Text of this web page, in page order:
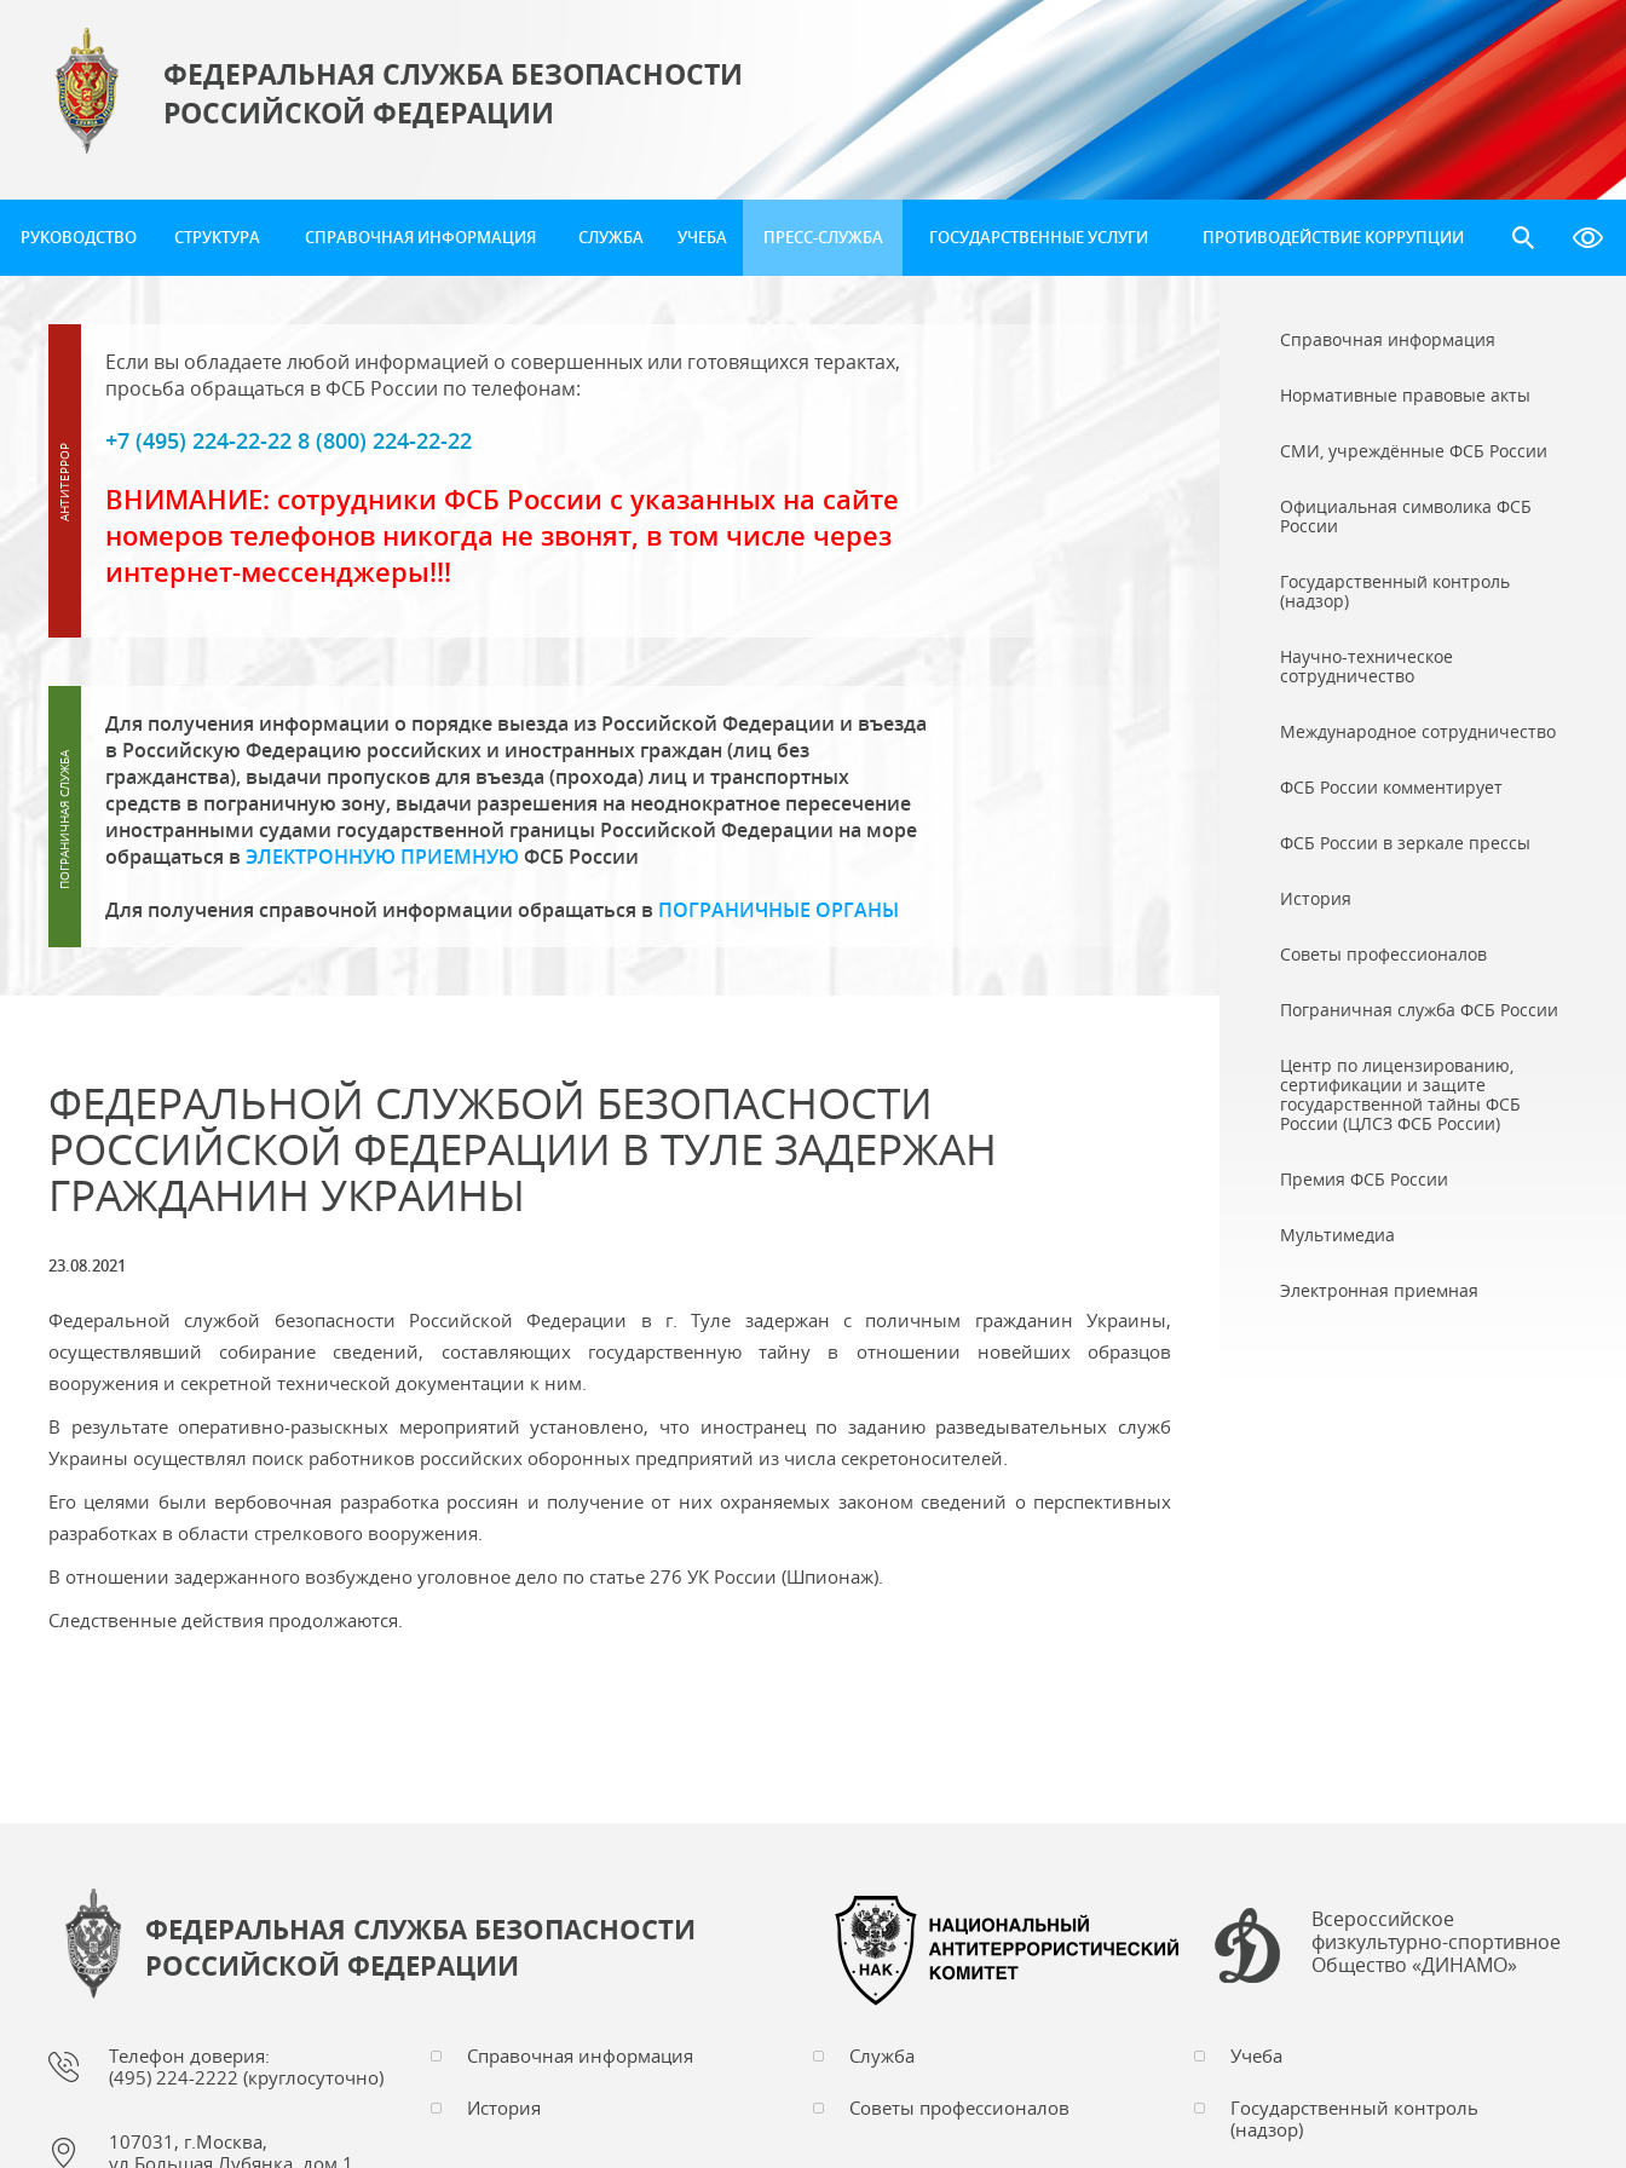
ФЕДЕРАЛЬНАЯ СЛУЖБА БЕЗОПАСНОСТИ
РОССИЙСКОЙ ФЕДЕРАЦИИ
РУКОВОДСТВО СТРУКТУРА СПРАВОЧНАЯ ИНФОРМАЦИЯ СЛУЖБА УЧЕБА ПРЕСС-СЛУЖБА ГОСУДАРСТВЕННЫЕ УСЛУГИ ПРОТИВОДЕЙСТВИЕ КОРРУПЦИИ
Если вы обладаете любой информацией о совершенных или готовящихся терактах,
просьба обращаться в ФСБ России по телефонам:
+7 (495) 224-22-22 8 (800) 224-22-22
ВНИМАНИЕ: сотрудники ФСБ России с указанных на сайте
номеров телефонов никогда не звонят, в том числе через
интернет-мессенджеры!!!
Для получения информации о порядке выезда из Российской Федерации и въезда
в Российскую Федерацию российских и иностранных граждан (лиц без
гражданства), выдачи пропусков для въезда (прохода) лиц и транспортных
средств в пограничную зону, выдачи разрешения на неоднократное пересечение
иностранными судами государственной границы Российской Федерации на море
обращаться в ЭЛЕКТРОННУЮ ПРИЕМНУЮ ФСБ России
Для получения справочной информации обращаться в ПОГРАНИЧНЫЕ ОРГАНЫ
ФЕДЕРАЛЬНОЙ СЛУЖБОЙ БЕЗОПАСНОСТИ
РОССИЙСКОЙ ФЕДЕРАЦИИ В ТУЛЕ ЗАДЕРЖАН
ГРАЖДАНИН УКРАИНЫ
23.08.2021
Федеральной службой безопасности Российской Федерации в г. Туле задержан с поличным гражданин Украины,
осуществлявший собирание сведений, составляющих государственную тайну в отношении новейших образцов
вооружения и секретной технической документации к ним.
В результате оперативно-разыскных мероприятий установлено, что иностранец по заданию разведывательных служб
Украины осуществлял поиск работников российских оборонных предприятий из числа секретоносителей.
Его целями были вербовочная разработка россиян и получение от них охраняемых законом сведений о перспективных
разработках в области стрелкового вооружения.
В отношении задержанного возбуждено уголовное дело по статье 276 УК России (Шпионаж).
Следственные действия продолжаются.
Справочная информация
Нормативные правовые акты
СМИ, учреждённые ФСБ России
Официальная символика ФСБ
России
Государственный контроль
(надзор)
Научно-техническое
сотрудничество
Международное сотрудничество
ФСБ России комментирует
ФСБ России в зеркале прессы
История
Советы профессионалов
Пограничная служба ФСБ России
Центр по лицензированию,
сертификации и защите
государственной тайны ФСБ
России (ЦЛСЗ ФСБ России)
Премия ФСБ России
Мультимедиа
Электронная приемная
ФЕДЕРАЛЬНАЯ СЛУЖБА БЕЗОПАСНОСТИ
РОССИЙСКОЙ ФЕДЕРАЦИИ
Всероссийское
физкультурно-спортивное
Общество «ДИНАМО»
Телефон доверия:
(495) 224-2222 (круглосуточно)
107031, г.Москва,
ул.Большая Лубянка, дом 1
Справочная информация Служба Учеба
История Советы профессионалов
Государственный контроль
(надзор)